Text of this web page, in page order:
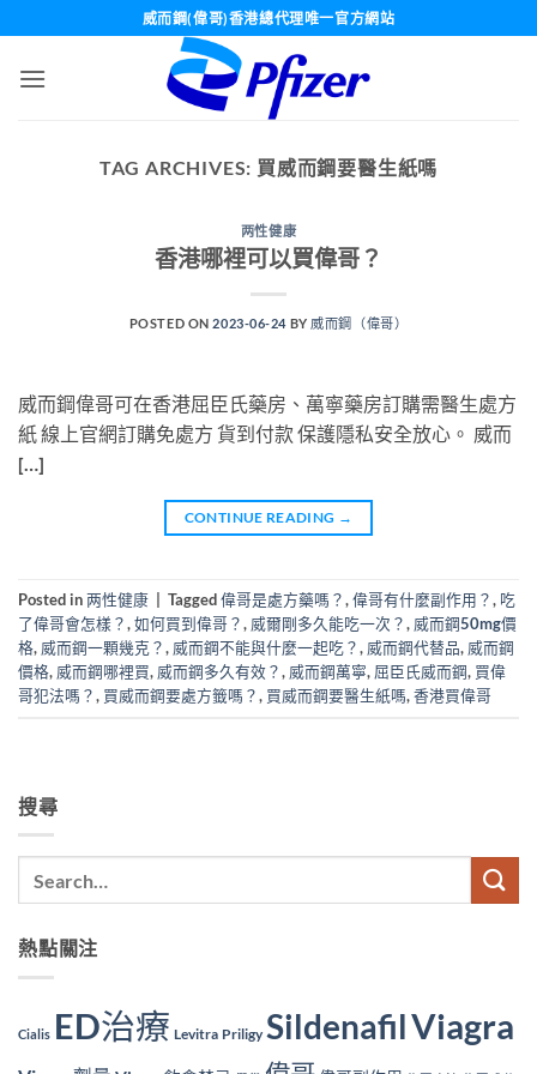
content
威而鋼(偉哥)香港總代理唯一官方網站
TAG ARCHIVES: 買威而鋼要醫生紙嗎
两性健康
香港哪裡可以買偉哥？
POSTED ON2023-06-24 BY 威而鋼（偉哥）
威而鋼偉哥可在香港屈臣氏藥房、萬寧藥房訂購需醫生處方
紙 線上官網訂購免處方 貨到付款 保護隱私安全放心。 威而
[…]
CONTINUE READING →
Posted in两性健康 Tagged偉哥是處方藥嗎？,偉哥有什麼副作用？, 吃
了偉哥會怎樣？,如何買到偉哥？, 威爾剛多久能吃一次？, 威而鋼50mg價
格, 威而鋼一顆幾克？, 威而鋼不能與什麼一起吃？, 威而鋼代替品, 威而鋼
價格, 威而鋼哪裡買, 威而鋼多久有效？, 威而鋼萬寧, 屈臣氏威而鋼, 買偉
哥犯法嗎？, 買威而鋼要處方籤嗎？, 買威而鋼要醫生紙嗎,香港買偉哥
搜尋
熱點關注
Cialis ED治療 Levitra Priligy SildenafilViagra